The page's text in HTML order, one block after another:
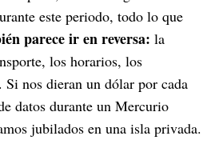
este periodo, todo lo que
parece ir en reversa: la
los horarios, los
nos dieran un dólar por cada
datos durante un Mercurio
jubilados en una isla privada.